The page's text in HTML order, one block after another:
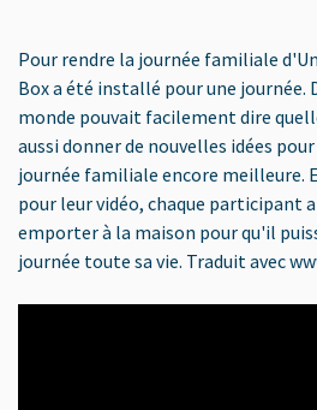
Pour rendre la journée familiale
Box a été installé pour une journée.
monde pouvait facilement dire
aussi donner de nouvelles idées
journée familiale encore meilleure.
pour leur vidéo, chaque participant
emporter à la maison pour qu'il
journée toute sa vie. Traduit avec